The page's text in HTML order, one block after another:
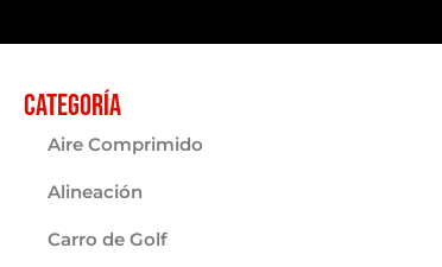
Categoría
Aire Comprimido
Alineación
Carro de Golf